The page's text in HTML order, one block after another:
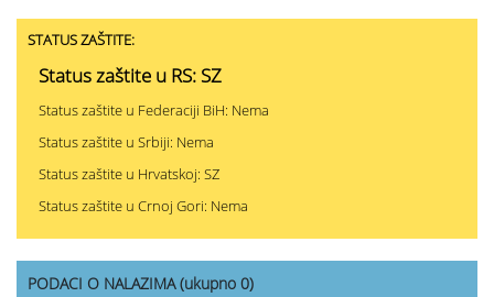
STATUS ZAŠTITE:
Status zaštite u RS: SZ
Status zaštite u Federaciji BiH: Nema
Status zaštite u Srbiji: Nema
Status zaštite u Hrvatskoj: SZ
Status zaštite u Crnoj Gori: Nema
PODACI O NALAZIMA (ukupno 0)